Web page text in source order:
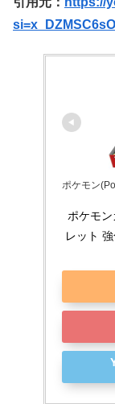
ポケモン
ポケモ
レット